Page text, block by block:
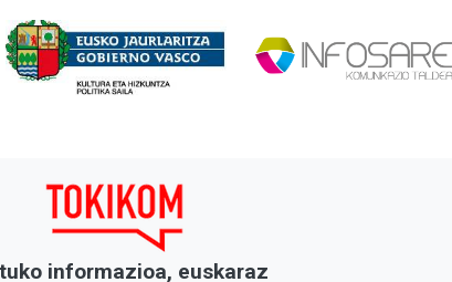
informazioa, euskaraz